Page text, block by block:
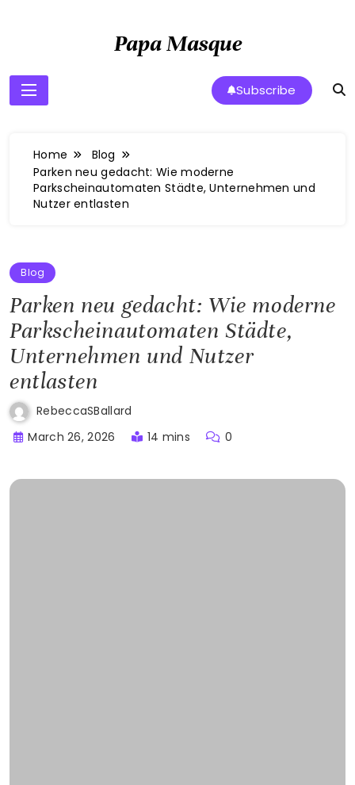
Papa Masque
Subscribe
Home
Blog
Parken neu gedacht: Wie moderne
Parkscheinautomaten Städte, Unternehmen und
Nutzer entlasten
Blog
Parken neu gedacht: Wie moderne
Parkscheinautomaten Städte,
Unternehmen und Nutzer
entlasten
RebeccaSBallard
March 26, 2026
14 mins 0